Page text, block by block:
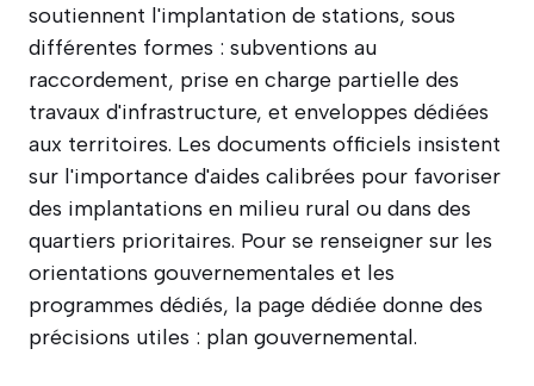
soutiennent l'implantation de stations, sous
différentes formes : subventions au
raccordement, prise en charge partielle des
travaux d'infrastructure, et enveloppes dédiées
aux territoires. Les documents officiels insistent
sur l'importance d'aides calibrées pour favoriser
des implantations en milieu rural ou dans des
quartiers prioritaires. Pour se renseigner sur les
orientations gouvernementales et les
programmes dédiés, la page dédiée donne des
précisions utiles : plan gouvernemental.